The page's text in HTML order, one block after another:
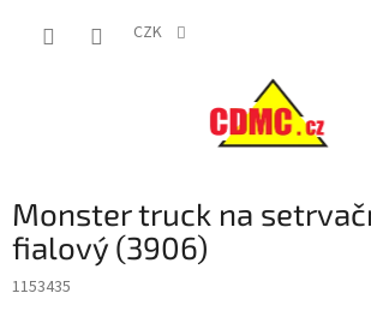
CZK
Monster truck na
fialový (3906)
1153435